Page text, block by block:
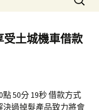
尋
鍵
字:
土城機車借款
50分 19秒 借款方式
過掉髮產品致力將會